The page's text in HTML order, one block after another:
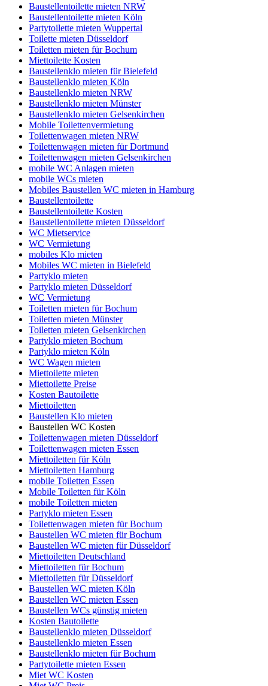
Baustellentoilette mieten NRW
Baustellentoilette mieten Köln
Partytoilette mieten Wuppertal
Toilette mieten Düsseldorf
Toiletten mieten für Bochum
Miettoilette Kosten
Baustellenklo mieten für Bielefeld
Baustellenklo mieten Köln
Baustellenklo mieten NRW
Baustellenklo mieten Münster
Baustellenklo mieten Gelsenkirchen
Mobile Toilettenvermietung
Toilettenwagen mieten NRW
Toilettenwagen mieten für Dortmund
Toilettenwagen mieten Gelsenkirchen
mobile WC Anlagen mieten
mobile WCs mieten
Mobiles Baustellen WC mieten in Hamburg
Baustellentoilette
Baustellentoilette Kosten
Baustellentoilette mieten Düsseldorf
WC Mietservice
WC Vermietung
mobiles Klo mieten
Mobiles WC mieten in Bielefeld
Partyklo mieten
Partyklo mieten Düsseldorf
WC Vermietung
Toiletten mieten für Bochum
Toiletten mieten Münster
Toiletten mieten Gelsenkirchen
Partyklo mieten Bochum
Partyklo mieten Köln
WC Wagen mieten
Miettoilette mieten
Miettoilette Preise
Kosten Bautoilette
Miettoiletten
Baustellen Klo mieten
Baustellen WC Kosten
Toilettenwagen mieten Düsseldorf
Toilettenwagen mieten Essen
Miettoiletten für Köln
Miettoiletten Hamburg
mobile Toiletten Essen
Mobile Toiletten für Köln
mobile Toiletten mieten
Partyklo mieten Essen
Toilettenwagen mieten für Bochum
Baustellen WC mieten für Bochum
Baustellen WC mieten für Düsseldorf
Miettoiletten Deutschland
Miettoiletten für Bochum
Miettoiletten für Düsseldorf
Baustellen WC mieten Köln
Baustellen WC mieten Essen
Baustellen WCs günstig mieten
Kosten Bautoilette
Baustellenklo mieten Düsseldorf
Baustellenklo mieten Essen
Baustellenklo mieten für Bochum
Partytoilette mieten Essen
Miet WC Kosten